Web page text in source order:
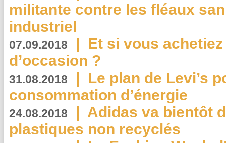
militante contre les fléaux
industriel
07.09.2018 | Et si vous
d’occasion ?
31.08.2018 | Le plan de Levi’s
consommation d’énergie
24.08.2018 | Adidas va bientôt
plastiques non recyclés